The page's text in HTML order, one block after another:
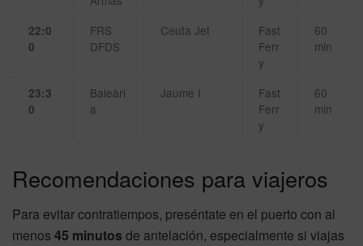
22:0
0
FRS
DFDS
Ceuta Jet
Fast
Ferr
y
60
min
23:3
0
Baleàri
a
Jaume I
Fast
Ferr
y
60
min
Recomendaciones para viajeros
Para evitar contratiempos, preséntate en el puerto con al
menos 45 minutos de antelación, especialmente si viajas